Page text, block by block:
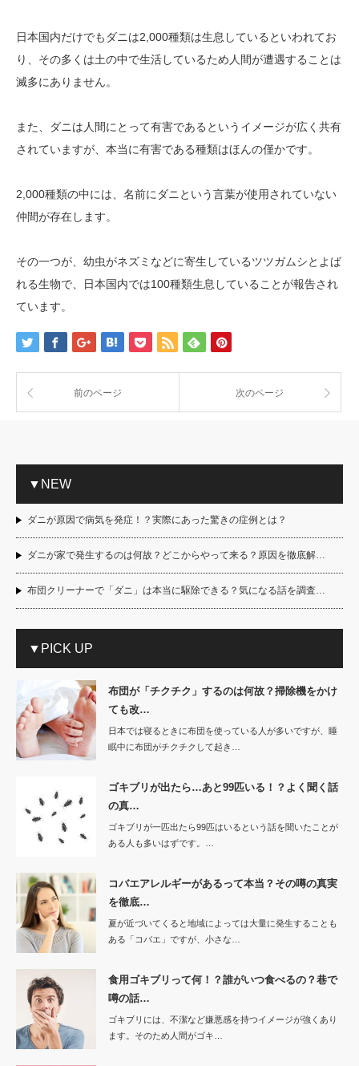
日本国内だけでもダニは2,000種類は生息しているといわれてお
り、その多くは土の中で生活しているため人間が遭遇することは
滅多にありません。
また、ダニは人間にとって有害であるというイメージが広く共有
されていますが、本当に有害である種類はほんの僅かです。
2,000種類の中には、名前にダニという言葉が使用されていない
仲間が存在します。
その一つが、幼虫がネズミなどに寄生しているツツガムシとよば
れる生物で、日本国内では100種類生息していることが報告され
ています。
前のページ 次のページ
▼NEW
ダニが原因で病気を発症！？実際にあった驚きの症例とは？
ダニが家で発生するのは何故？どこからやって来る？原因を徹底解…
布団クリーナーで「ダニ」は本当に駆除できる？気になる話を調査…
▼PICK UP
布団が「チクチク」するのは何故？掃除機をかけ
ても改…
日本では寝るときに布団を使っている人が多いですが、睡
眠中に布団がチクチクして起き…
ゴキブリが出たら…あと99匹いる！？よく聞く話
の真…
ゴキブリが一匹出たら99匹はいるという話を聞いたことが
ある人も多いはずです。…
コバエアレルギーがあるって本当？その噂の真実
を徹底…
夏が近づいてくると地域によっては大量に発生することも
ある「コバエ」ですが、小さな…
食用ゴキブリって何！？誰がいつ食べるの？巷で
噂の話…
ゴキブリには、不潔など嫌悪感を持つイメージが強くあり
ます。そのため人間がゴキ…